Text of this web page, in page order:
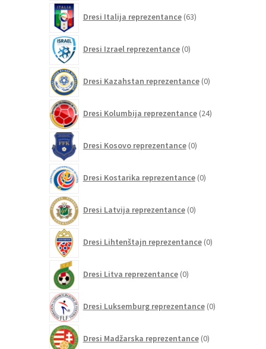
Dresi Italija reprezentance 63izdelkov
Dresi Izrael reprezentance 0izdelkov
Dresi Kazahstan reprezentance 0izdelkov
Dresi Kolumbija reprezentance 24izdelkov
Dresi Kosovo reprezentance 0izdelkov
Dresi Kostarika reprezentance 0izdelkov
Dresi Latvija reprezentance 0izdelkov
Dresi Lihtenštajn reprezentance 0izdelkov
Dresi Litva reprezentance 0izdelkov
Dresi Luksemburg reprezentance 0izdelkov
Dresi Madžarska reprezentance 0izdelkov